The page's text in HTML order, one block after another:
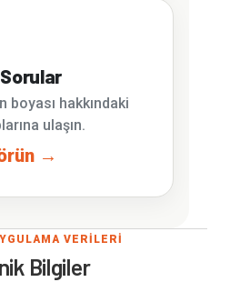
boyası hakkındaki
ulaşın.
→
VERİLERİ
Bilgiler